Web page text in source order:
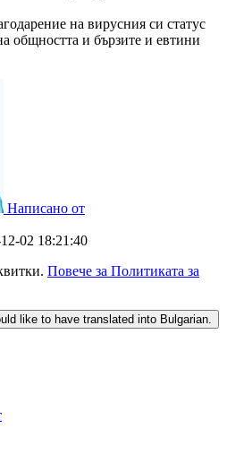
на вирусния си статус
общността и бързите и евтини
Написано от
02 18:21:40
Повече за Политиката за
like to have translated into Bulgarian.